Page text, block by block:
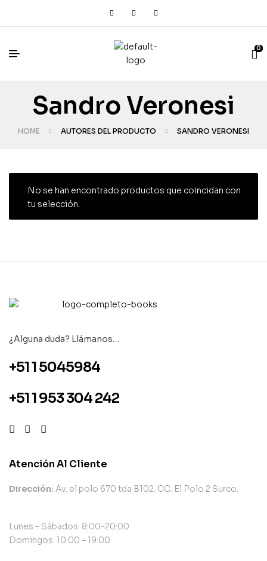
0
Sandro Veronesi
HOME AUTORES DEL PRODUCTO SANDRO VERONESI
No se han encontrado productos que coincidan con
tu selección.
¿Alguna duda? Llámanos…
+51 1 5045984
+51 1 953 304 242
Atención Al Cliente
Dirección: Av. el polo 670 tda B102. CC. El Polo 2 Surco.
Lunes – Sábados: 8:00-20:00
Domingos: 10:00 – 19:00